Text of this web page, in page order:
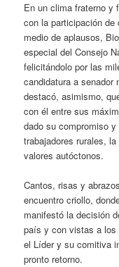
En un clima fraterno y
con la participación
medio de aplausos,
especial del Consejo
felicitándolo por las
candidatura a senador
destacó, asimismo,
con él entre sus
dado su compromiso
trabajadores rurales,
valores autóctonos.
Cantos, risas y
encuentro criollo,
manifestó la decisión
país y con vistas a los
el Líder y su comitiva
pronto retorno.